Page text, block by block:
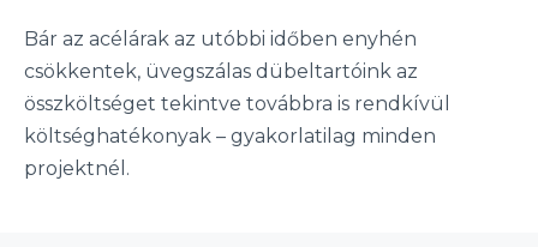
Bár az acélárak az utóbbi időben enyhén
csökkentek, üvegszálas dübeltartóink az
összköltséget tekintve továbbra is rendkívül
költséghatékonyak – gyakorlatilag minden
projektnél.